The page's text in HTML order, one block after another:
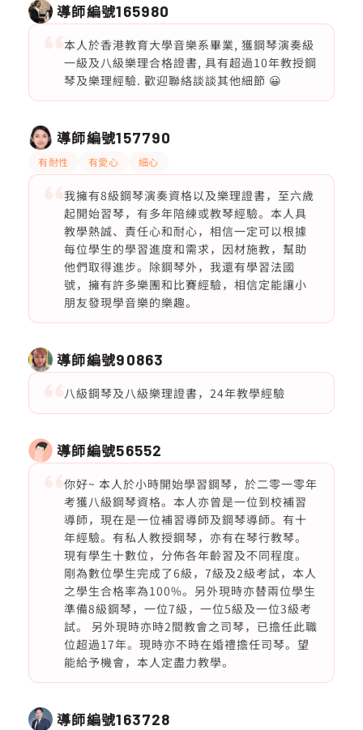
導師編號165980
本人於香港教育大學音樂系畢業, 獲鋼琴演奏級
一級及八級樂理合格證書, 具有超過10年教授鋼
琴及樂理經驗. 歡迎聯絡談談其他細節 😀
導師編號157790
有耐性 有愛心 細心
我擁有8級鋼琴演奏資格以及樂理證書，至六歲
起開始習琴，有多年陪練或教琴經驗。本人具
教學熱誠、責任心和耐心，相信一定可以根據
每位學生的學習進度和需求，因材施教，幫助
他們取得進步。除鋼琴外，我還有學習法國
號，擁有許多樂團和比賽經驗，相信定能讓小
朋友發現學音樂的樂趣。
導師編號90863
八級鋼琴及八級樂理證書，24年教學經驗
導師編號56552
你好~ 本人於小時開始學習鋼琴，於二零一零年
考獲八級鋼琴資格。本人亦曾是一位到校補習
導師，現在是一位補習導師及鋼琴導師。有十
年經驗。有私人教授鋼琴，亦有在琴行教琴。
現有學生十數位，分佈各年齡習及不同程度。
剛為數位學生完成了6級，7級及2級考試，本人
之學生合格率為100%。另外現時亦替兩位學生
準備8級鋼琴，一位7級，一位5級及一位3級考
試。 另外現時亦時2間教會之司琴，已擔任此職
位超過17年。現時亦不時在婚禮擔任司琴。望
能給予機會，本人定盡力教學。
導師編號163728